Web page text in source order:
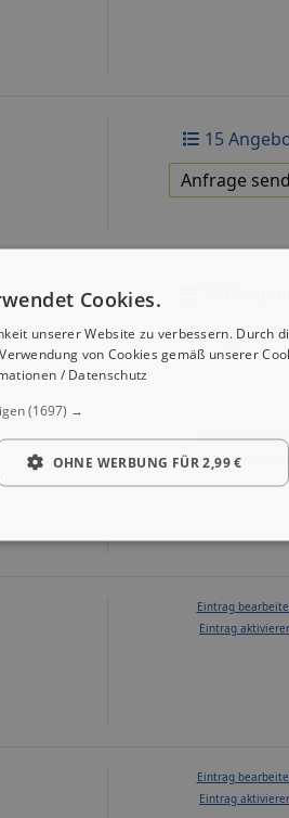
15
Anfrage
Anfrage
Eintrag bearbeiten
Eintrag aktivieren
Eintrag
Eintrag
Eintrag
Eintrag
Cookies.
unserer Website zu verbessern. Durch
von Cookies gemäß unserer
/ Datenschutz
(1697) →
OHNE WERBUNG FÜR 2,99 €